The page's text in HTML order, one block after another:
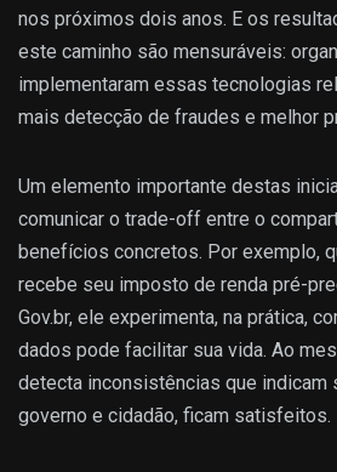
nos próximos dois anos. E os
este caminho são mensuráveis:
implementaram essas tecnologias
mais detecção de fraudes e melhor
Um elemento importante destas
comunicar o trade-off entre o
benefícios concretos. Por exemplo,
recebe seu imposto de renda pré-
Gov.br, ele experimenta, na prática,
dados pode facilitar sua vida. Ao
detecta inconsistências que indicam
governo e cidadão, ficam satisfeitos.